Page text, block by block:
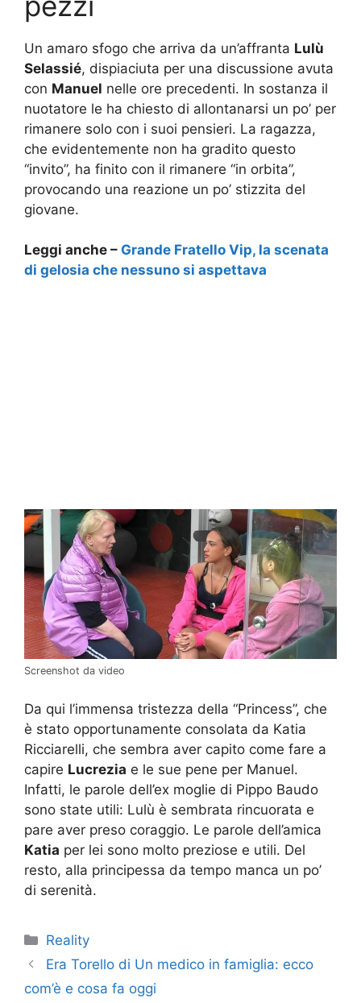
Un amaro sfogo che arriva da un’affranta Lulù
Selassié, dispiaciuta per una discussione avuta
con Manuel nelle ore precedenti. In sostanza il
nuotatore le ha chiesto di allontanarsi un po’ per
rimanere solo con i suoi pensieri. La ragazza,
che evidentemente non ha gradito questo
“invito”, ha finito con il rimanere “in orbita”,
provocando una reazione un po’ stizzita del
giovane.
Leggi anche – Grande Fratello Vip, la scenata
di gelosia che nessuno si aspettava
Screenshot da video
Da qui l’immensa tristezza della “Princess”, che
è stato opportunamente consolata da Katia
Ricciarelli, che sembra aver capito come fare a
capire Lucrezia e le sue pene per Manuel.
Infatti, le parole dell’ex moglie di Pippo Baudo
sono state utili: Lulù è sembrata rincuorata e
pare aver preso coraggio. Le parole dell’amica
Katia per lei sono molto preziose e utili. Del
resto, alla principessa da tempo manca un po’
di serenità.
Categorie
Reality
Era Torello di Un medico in famiglia: ecco
com’è e cosa fa oggi